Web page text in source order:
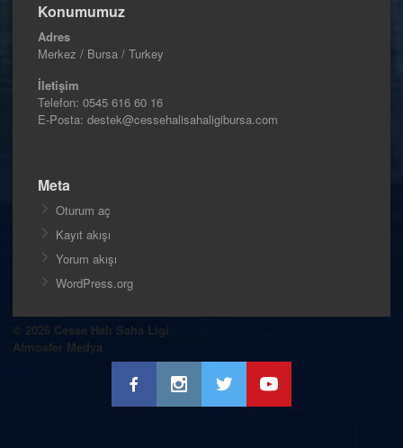
Konumumuz
Adres
Merkez / Bursa / Turkey
İletişim
Telefon: 0545 616 60 16
E-Posta: destek@cessehalisahaligibursa.com
Meta
Oturum aç
Kayıt akışı
Yorum akışı
WordPress.org
© 2026 Cesse Halı Saha Ligi
Atmosfer Medya